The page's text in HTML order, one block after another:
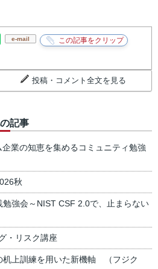
e-mail
投稿・コメント全文を見る
記事
業の知恵を集めるコミュニティ勉強
秋
強会～NIST CSF 2.0で、止まらない
・リスク講座
机上訓練を用いた新機軸 （フジク